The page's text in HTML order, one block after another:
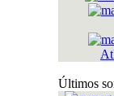
Últimos